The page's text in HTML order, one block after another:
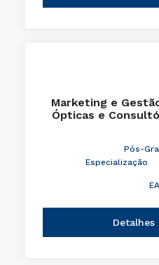
Marketing e
Ópticas e
Pós-
Especialização
Detalhes